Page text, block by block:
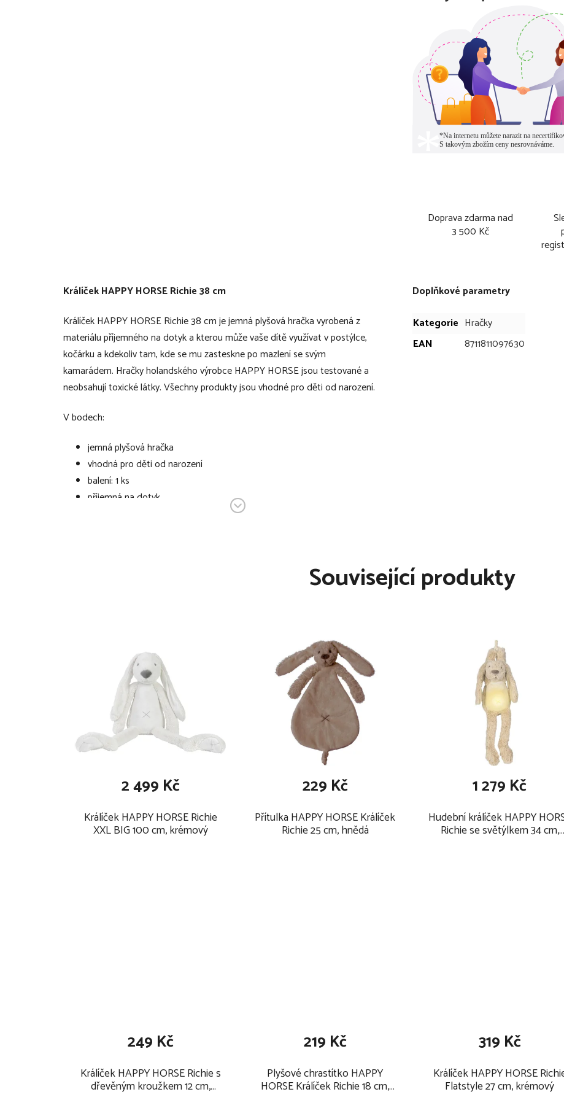
Doprava zdarma nad
3 500 Kč
Králíček HAPPY HORSE Richie 38 cm
Králíček HAPPY HORSE Richie 38 cm je jemná plyšová hračka vyrobená z
materiálu příjemného na dotyk a kterou může vaše dítě využívat v postýlce,
kočárku a kdekoliv tam, kde se mu zasteskne po mazlení se svým
kamarádem. Hračky holandského výrobce HAPPY HORSE jsou testované a
neobsahují toxické látky. Všechny produkty jsou vhodné pro děti od narození.
V bodech:
jemná plyšová hračka
vhodná pro děti od narození
balení: 1 ks
příjemná na dotyk
testované, neobsahuje toxické látky
perte v pračce při teplotě maximálně 30 °C při šetrném programu k
Doplňkové parametry
Kategorie Hračky
EAN
8711811097630
Související produkty
Králíček HAPPY HORSE Richie
XXL BIG 100 cm, krémový
2 499 Kč
Přítulka HAPPY HORSE Králíček
Richie 25 cm, hnědá
229 Kč
Hudební králíček HAPPY
Richie se světýlkem 34 cm,
1 279 Kč
Králíček HAPPY HORSE Richie s
dřevěným kroužkem 12 cm,
249 Kč
Plyšové chrastítko HAPPY
HORSE Králíček Richie 18 cm,
219 Kč
Králíček HAPPY HORSE
Flatstyle 27 cm, krémový
319 Kč